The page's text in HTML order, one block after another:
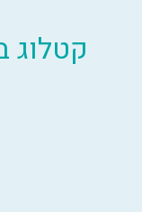
קטלוג